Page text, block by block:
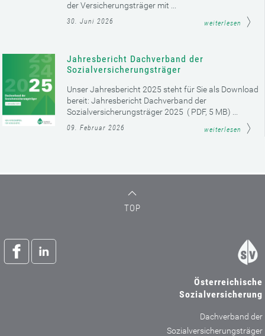
der Versicherungsträger mit ...
30. Juni 2026 weiterlesen
Jahresbericht Dachverband der
Sozialversicherungsträger
Unser Jahresbericht 2025 steht für Sie als Download
bereit: Jahresbericht Dachverband der
Sozialversicherungsträger 2025 ( PDF, 5 MB) ...
09. Februar 2026 weiterlesen
TOP
Österreichische
Sozialversicherung
Dachverband der
Sozialversicherungsträger